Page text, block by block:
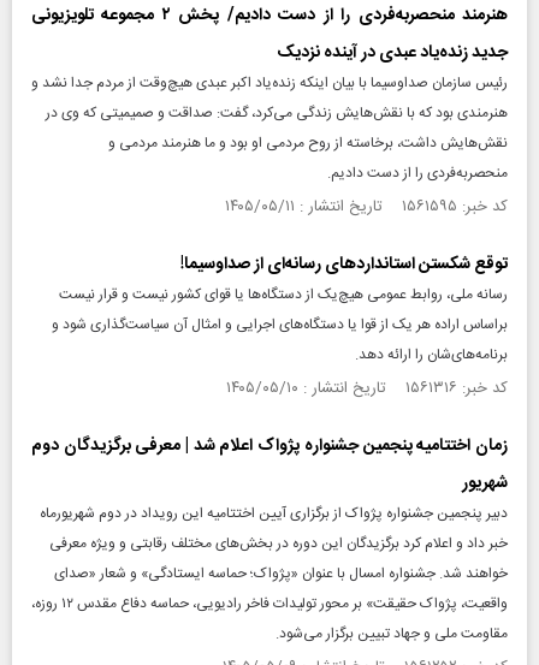
هنرمند منحصر‌به‌فردی را از دست دادیم/ پخش ۲ مجموعه تلویزیونی
جدید زنده‌یاد عبدی در آینده نزدیک
رئیس سازمان صداوسیما با بیان اینکه زنده‌یاد اکبر عبدی هیچ‌وقت از مردم جدا نشد و
هنرمندی بود که با نقش‌هایش زندگی می‌کرد، گفت: صداقت و صمیمیتی که وی در
نقش‌هایش داشت، برخاسته از روح مردمی او بود و ما هنرمند مردمی و
منحصربه‌فردی را از دست دادیم.
کد خبر: ۱۵۶۱۵۹۵ تاریخ انتشار : ۱۴۰۵/۰۵/۱۱
توقع شکستن استانداردهای رسانه‌ای از صدا‌و‌سیما!
رسانه ملی، روابط عمومی هیچ‌یک از دستگاه‌ها یا قوای کشور نیست و قرار نیست
بر‌اساس اراده هر یک از قوا یا دستگاه‌های اجرایی و امثال آن سیاست‌گذاری شود و
برنامه‌های‌شان را ارائه دهد.
کد خبر: ۱۵۶۱۳۱۶ تاریخ انتشار : ۱۴۰۵/۰۵/۱۰
زمان اختتامیه پنجمین جشنواره پژواک اعلام شد | معرفی برگزیدگان دوم
شهریور
دبیر پنجمین جشنواره پژواک از برگزاری آیین اختتامیه این رویداد در دوم شهریورماه
خبر داد و اعلام کرد برگزیدگان این دوره در بخش‌های مختلف رقابتی و ویژه معرفی
خواهند شد. جشنواره امسال با عنوان «پژواک؛ حماسه ایستادگی» و شعار «صدای
واقعیت، پژواک حقیقت» بر محور تولیدات فاخر رادیویی، حماسه دفاع مقدس ۱۲ روزه،
مقاومت ملی و جهاد تبیین برگزار می‌شود.